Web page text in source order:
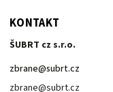
KONTAKT
ŠUBRT cz s.r.o.
zbrane@subrt.cz
zbrane@subrt.cz